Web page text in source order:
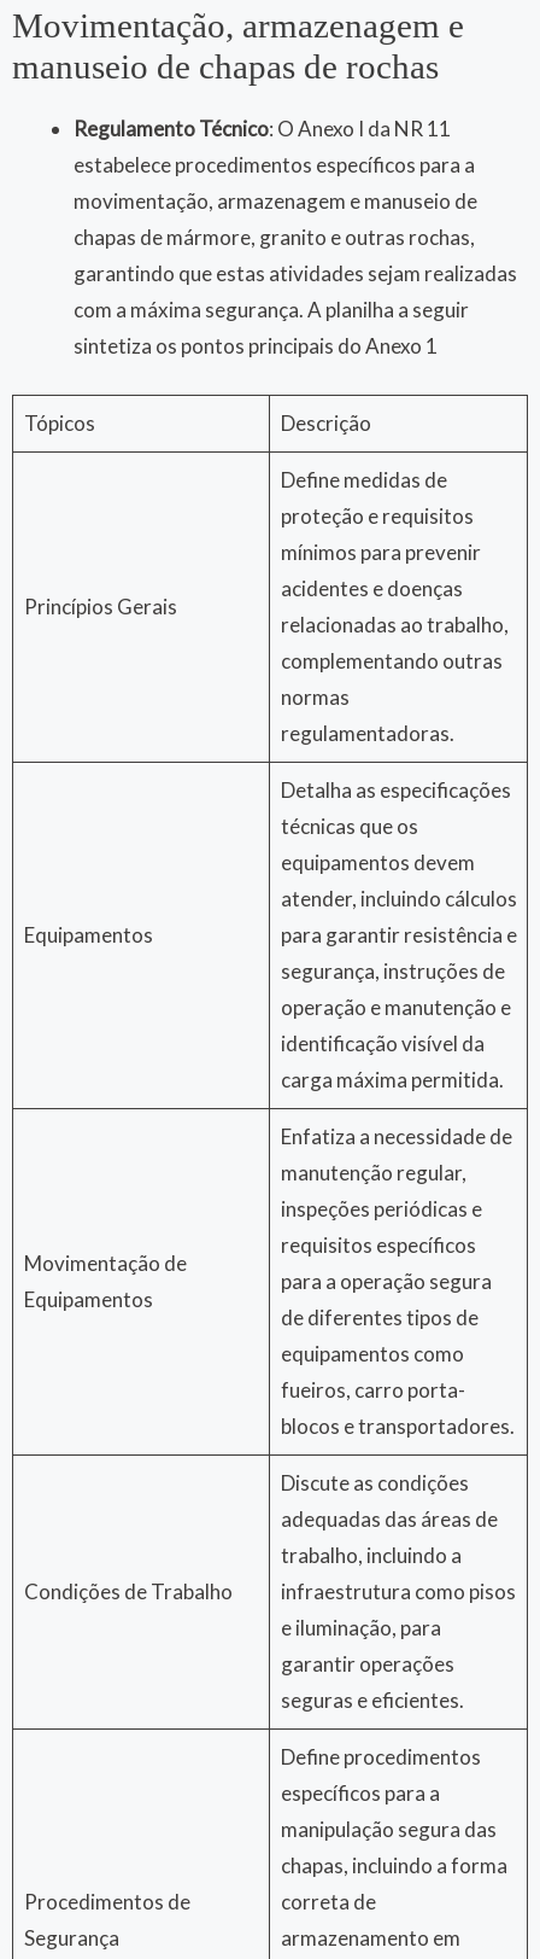
Movimentação, armazenagem e
manuseio de chapas de rochas
Regulamento Técnico: O Anexo I da NR 11
estabelece procedimentos específicos para a
movimentação, armazenagem e manuseio de
chapas de mármore, granito e outras rochas,
garantindo que estas atividades sejam realizadas
com a máxima segurança. A planilha a seguir
sintetiza os pontos principais do Anexo 1
Tópicos Descrição
Princípios Gerais
Define medidas de
proteção e requisitos
mínimos para prevenir
acidentes e doenças
relacionadas ao trabalho,
complementando outras
normas
regulamentadoras.
Equipamentos
Detalha as especificações
técnicas que os
equipamentos devem
atender, incluindo cálculos
para garantir resistência e
segurança, instruções de
operação e manutenção e
identificação visível da
carga máxima permitida.
Movimentação de
Equipamentos
Enfatiza a necessidade de
manutenção regular,
inspeções periódicas e
requisitos específicos
para a operação segura
de diferentes tipos de
equipamentos como
fueiros, carro porta-
blocos e transportadores.
Condições de Trabalho
Discute as condições
adequadas das áreas de
trabalho, incluindo a
infraestrutura como pisos
e iluminação, para
garantir operações
seguras e eficientes.
Procedimentos de
Segurança
Define procedimentos
específicos para a
manipulação segura das
chapas, incluindo a forma
correta de
armazenamento em